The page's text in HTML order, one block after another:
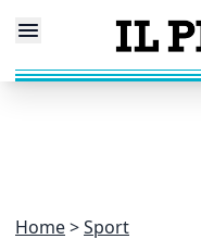
Home Sport